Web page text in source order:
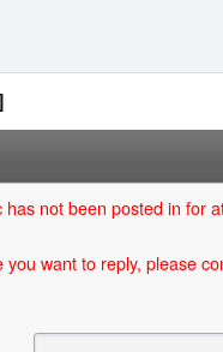
has not been posted in for
you want to reply, please